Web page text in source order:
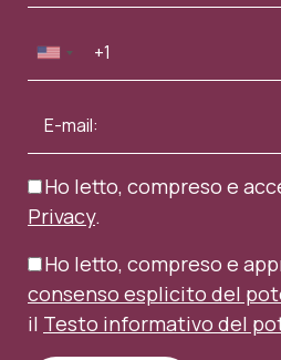
Ho letto, compreso e
Privacy.
Ho letto, compreso e
consenso esplicito del
il Testo informativo del